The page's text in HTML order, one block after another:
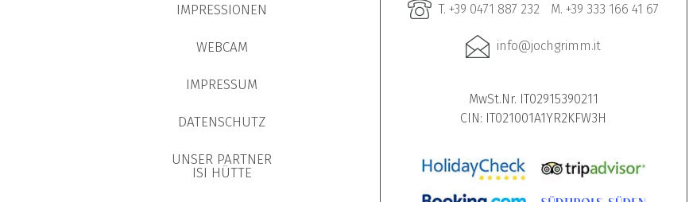
IMPRESSIONEN
WEBCAM
IMPRESSUM
DATENSCHUTZ
UNSER PARTNER
ISI HÜTTE
T. +39 0471 887 232 M. +39 333 166 41 67
info@jochgrimm.it
MwSt.Nr. IT02915390211
CIN: IT021001A1YR2KFW3H